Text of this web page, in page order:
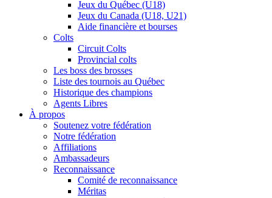
Jeux du Québec (U18)
Jeux du Canada (U18, U21)
Aide financière et bourses
Colts
Circuit Colts
Provincial colts
Les boss des brosses
Liste des tournois au Québec
Historique des champions
Agents Libres
À propos
Soutenez votre fédération
Notre fédération
Affiliations
Ambassadeurs
Reconnaissance
Comité de reconnaissance
Méritas